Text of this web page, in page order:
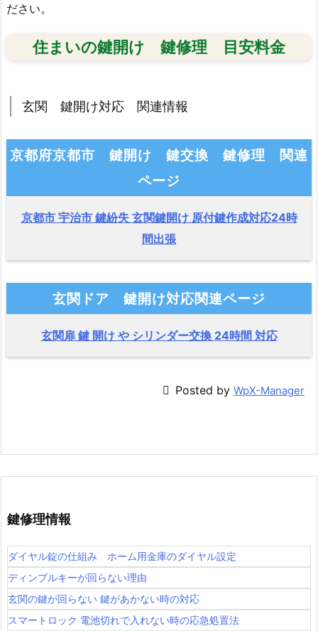
ださい。
住まいの鍵開け 鍵修理 目安料金
玄関 鍵開け対応 関連情報
京都府京都市 鍵開け 鍵交換 鍵修理 関連
ページ
京都市 宇治市 鍵紛失 玄関鍵開け 原付鍵作成対応24時
間出張
玄関ドア 鍵開け対応関連ページ
玄関扉 鍵 開け や シリンダー交換 24時間 対応
 Posted by WpX-Manager
鍵修理情報
ダイヤル錠の仕組み ホーム用金庫のダイヤル設定
ディンプルキーが回らない理由
玄関の鍵が回らない 鍵があかない時の対応
スマートロック 電池切れで入れない時の応急処置法